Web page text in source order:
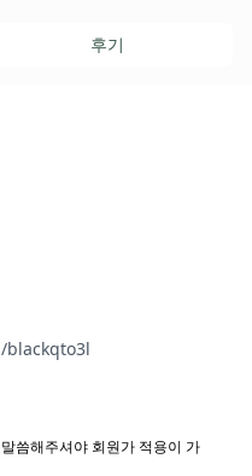
후기
blackqto3l
씀해주셔야 회원가 적용이 가